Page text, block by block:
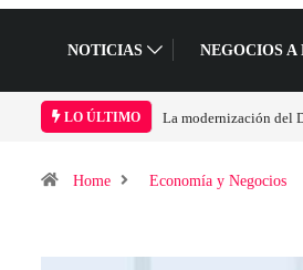
NOTICIAS NEGOCIOS A
LO ÚLTIMO Los ingresos por
Home Economía y Negocios